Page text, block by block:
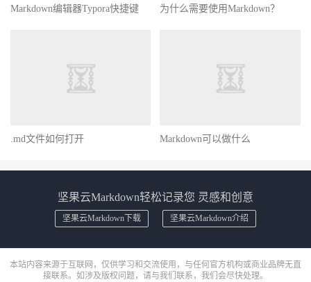
Markdown编辑器Typora快捷键 为什么需要使用Markdown？
.md文件如何打开 Markdown可以做什么
坚果云Markdown轻松记录您 灵感和创意
坚果云Markdown下载 坚果云Markdown介绍
本站内容来源于互联网，仅供学习和交流使用，与任何官方机构或商业品牌无直
接联系。如涉及版权问题，请与我们联系，我们会尽快处理。